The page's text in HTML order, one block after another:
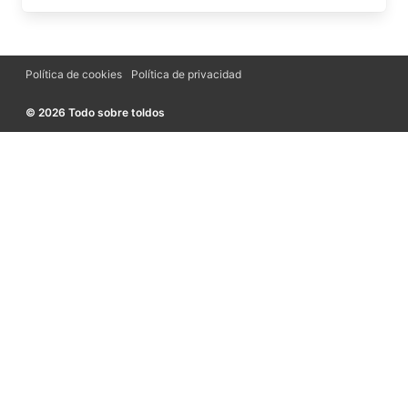
Política de cookies Política de privacidad
© 2026 Todo sobre toldos